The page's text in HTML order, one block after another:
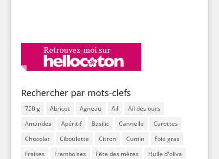
Rechercher par mots-clefs
750 g Abricot Agneau Ail
Ail des ours
Amandes
Apéritif Basilic Cannelle
Carottes
Chocolat
Ciboulette Citron Cumin
Foie gras
Fraises
Framboises Fête des mères
Huile d'olive